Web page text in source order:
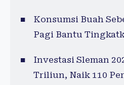
Konsumsi Buah
Pagi Bantu
Investasi Sleman
Triliun, Naik 110